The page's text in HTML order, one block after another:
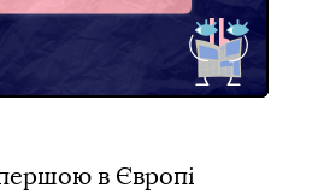
в Європі